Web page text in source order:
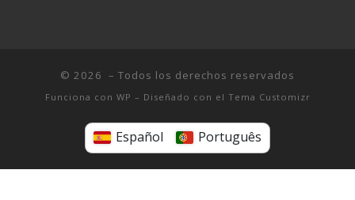
© 2026 – Todos los derechos reservados
Funciona con WP – Diseñado con el Tema Customizr
Español Português